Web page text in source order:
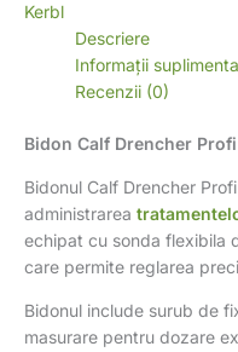
Kerbl
Descriere
Informații
Recenzii (0)
Bidon Calf Drencher
Bidonul Calf Drencher
administrarea
echipat cu sonda flexibila
care permite reglarea
Bidonul include surub de
masurare pentru dozare